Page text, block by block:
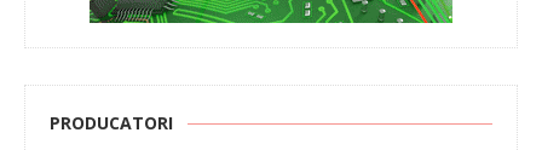
PRODUCATORI